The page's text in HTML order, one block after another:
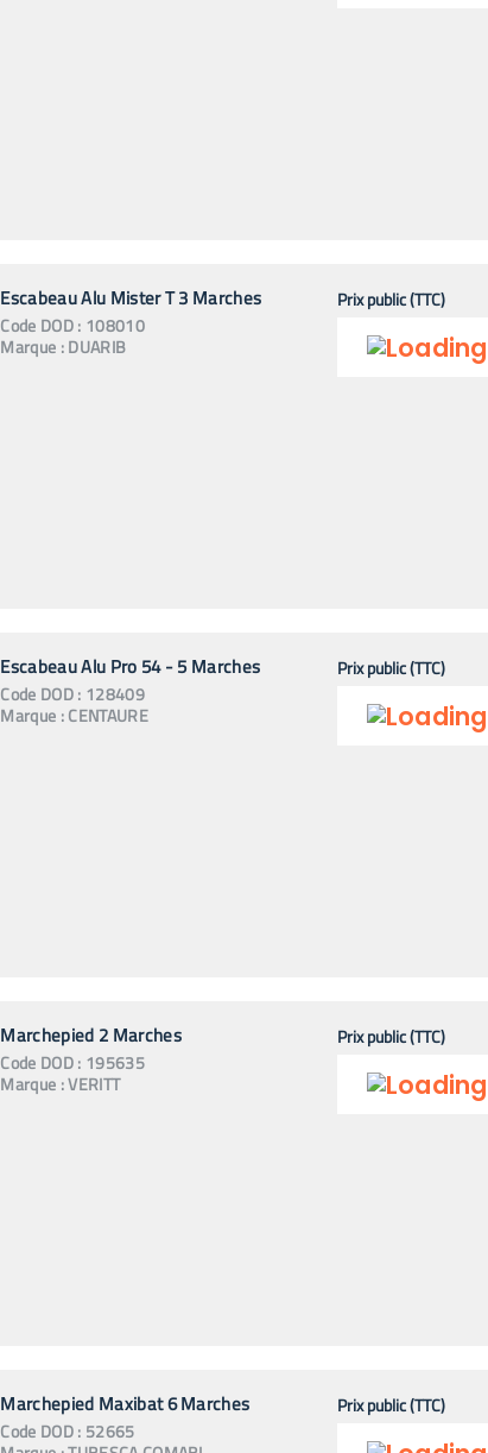
Escabeau Alu Mister T 3 Marches
Code DOD: 108010
Marque :DUARIB
Prix public (TTC)
Escabeau Alu Pro 54 - 5 Marches
Code DOD: 128409
Marque :CENTAURE
Prix public (TTC)
Marchepied 2 Marches
Code DOD: 195635
Marque :VERITT
Prix public (TTC)
Marchepied Maxibat 6 Marches
Code DOD: 52665
Prix public (TTC)